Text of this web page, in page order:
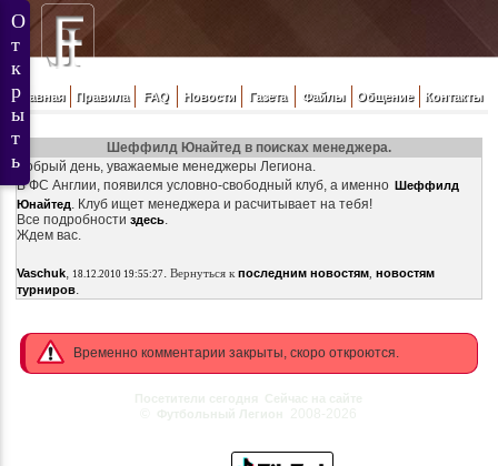
Главная Правила FAQ Новости Газета Файлы Общение Контакты
Шеффилд Юнайтед в поисках менеджера.
Добрый день, уважаемые менеджеры Легиона.
В ФС Англии, появился условно-свободный клуб, а именно Шеффилд
Юнайтед. Клуб ищет менеджера и расчитывает на тебя!
Все подробности здесь.
Ждем вас.
Vaschuk, 18.12.2010 19:55:27. Вернуться к последним новостям, новостям
турниров.
Временно комментарии закрыты, скоро откроются.